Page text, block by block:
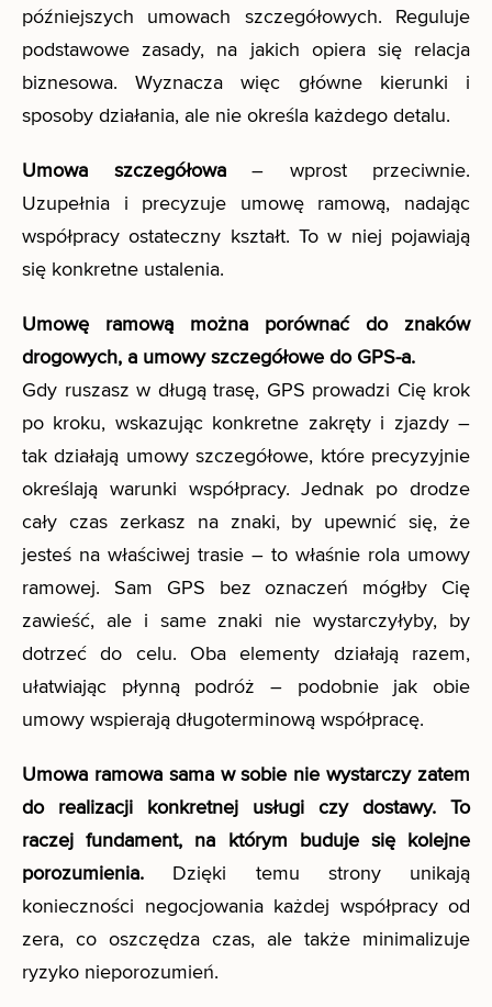
późniejszych umowach szczegółowych. Reguluje
podstawowe zasady, na jakich opiera się relacja
biznesowa. Wyznacza więc główne kierunki i
sposoby działania, ale nie określa każdego detalu.
Umowa szczegółowa– wprost przeciwnie.
Uzupełnia i precyzuje umowę ramową, nadając
współpracy ostateczny kształt. To w niej pojawiają
się konkretne ustalenia.
Umowę ramową można porównać do znaków
drogowych, a umowy szczegółowe do GPS-a.
Gdy ruszasz w długą trasę, GPS prowadzi Cię krok
po kroku, wskazując konkretne zakręty i zjazdy –
tak działają umowy szczegółowe, które precyzyjnie
określają warunki współpracy. Jednak po drodze
cały czas zerkasz na znaki, by upewnić się, że
jesteś na właściwej trasie – to właśnie rola umowy
ramowej. Sam GPS bez oznaczeń mógłby Cię
zawieść, ale i same znaki nie wystarczyłyby, by
dotrzeć do celu. Oba elementy działają razem,
ułatwiając płynną podróż – podobnie jak obie
umowy wspierają długoterminową współpracę.
Umowa ramowa sama w sobie nie wystarczy zatem
do realizacji konkretnej usługi czy dostawy. To
raczej fundament, na którym buduje się kolejne
porozumienia. Dzięki temu strony unikają
konieczności negocjowania każdej współpracy od
zera, co oszczędza czas, ale także minimalizuje
ryzyko nieporozumień.